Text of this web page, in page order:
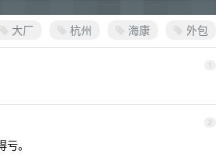
大厂 杭州 海康 外包
1
2
。